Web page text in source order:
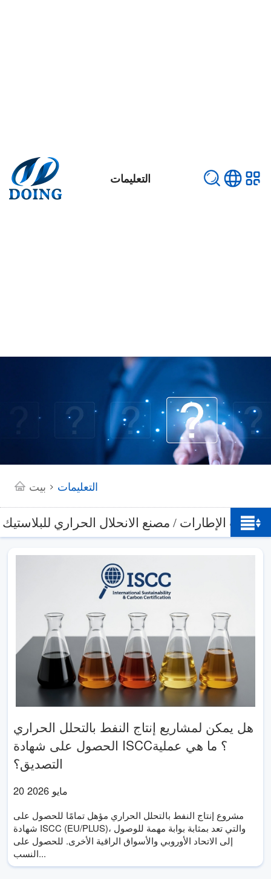
التعليمات
بيت > التعليمات
نفايات الإطارات / مصنع الانحلال الحراري للبلاستيك
هل يمكن لمشاريع إنتاج النفط بالتحلل الحراري
الحصول على شهادة ISCC؟ ما هي عملية
التصديق؟
مشروع إنتاج النفط بالتحلل الحراري مؤهل تمامًا للحصول على
شهادة ISCC (EU/PLUS)، والتي تعد بمثابة بوابة مهمة للوصول
إلى الاتحاد الأوروبي والأسواق الراقية الأخرى. للحصول على
النسب...